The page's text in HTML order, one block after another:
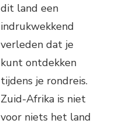
dit land een
indrukwekkend
verleden dat je
kunt ontdekken
tijdens je rondreis.
Zuid-Afrika is niet
voor niets het land